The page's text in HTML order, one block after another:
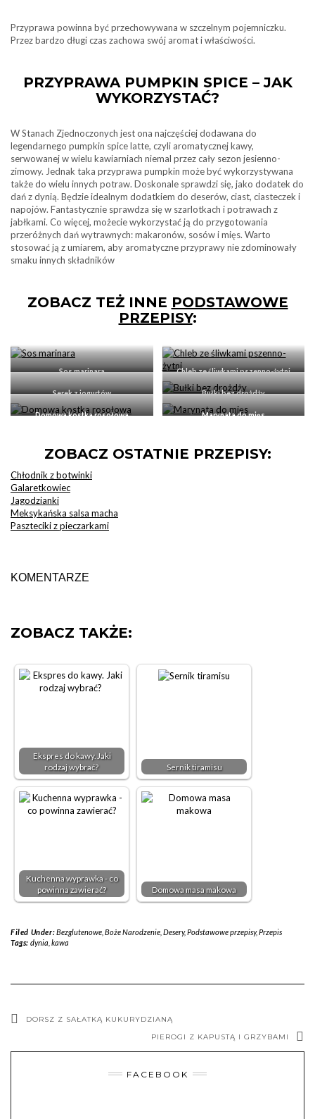
Przyprawa powinna być przechowywana w szczelnym pojemniczku.
Przez bardzo długi czas zachowa swój aromat i właściwości.
PRZYPRAWA PUMPKIN SPICE – JAK
WYKORZYSTAĆ?
W Stanach Zjednoczonych jest ona najczęściej dodawana do
legendarnego pumpkin spice latte, czyli aromatycznej kawy,
serwowanej w wielu kawiarniach niemal przez cały sezon jesienno-
zimowy. Jednak taka przyprawa pumpkin może być wykorzystywana
także do wielu innych potraw. Doskonale sprawdzi się, jako dodatek do
dań z dynią. Będzie idealnym dodatkiem do deserów, ciast, ciasteczek i
napojów. Fantastycznie sprawdza się w szarlotkach i potrawach z
jabłkami. Co więcej, możecie wykorzystać ją do przygotowania
przeróżnych dań wytrawnych: makaronów, sosów i mięs. Warto
stosować ją z umiarem, aby aromatyczne przyprawy nie zdominowały
smaku innych składników
ZOBACZ TEŻ INNE PODSTAWOWE
PRZEPISY:
Sos marinara Chleb ze śliwkami pszenno-żytni
Serek z jogurtów Bułki bez drożdży
Domowa kostka rosołowa Marynata do mięs
ZOBACZ OSTATNIE PRZEPISY:
Chłodnik z botwinki
Galaretkowiec
Jagodzianki
Meksykańska salsa macha
Paszteciki z pieczarkami
KOMENTARZE
ZOBACZ TAKŻE:
Ekspres do kawy. Jaki
rodzaj wybrać?
Sernik tiramisu
Kuchenna wyprawka - co
powinna zawierać?
Domowa masa makowa
Filed Under:Bezglutenowe, Boże Narodzenie, Desery, Podstawowe przepisy, Przepis
Tags: dynia kawa
DORSZ Z SAŁATKĄ KUKURYDZIANĄ
PIEROGI Z KAPUSTĄ I GRZYBAMI
FACEBOOK